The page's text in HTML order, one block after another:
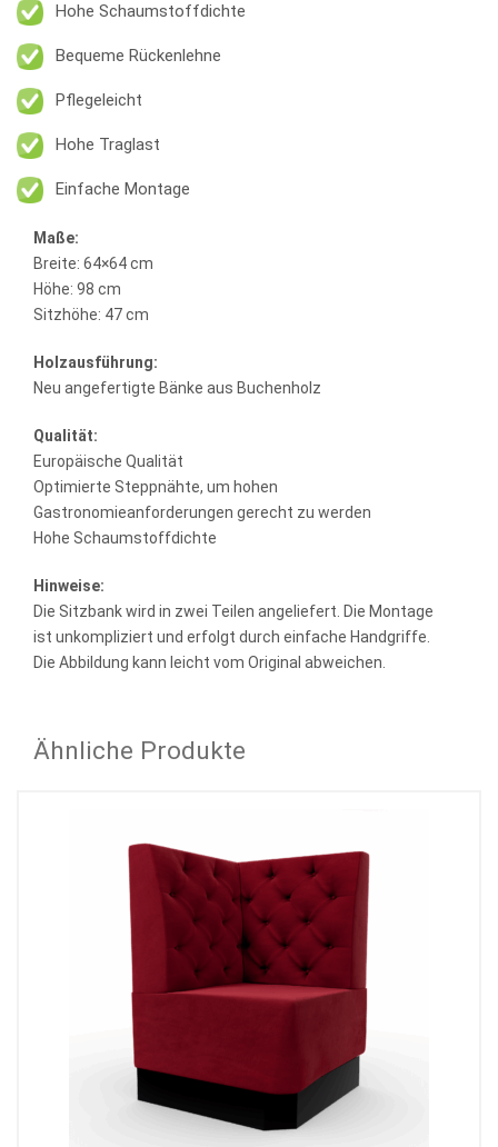
Hohe Schaumstoffdichte
Bequeme Rückenlehne
Pflegeleicht
Hohe Traglast
Einfache Montage
Maße:
Breite: 64×64 cm
Höhe: 98 cm
Sitzhöhe: 47 cm
Holzausführung:
Neu angefertigte Bänke aus Buchenholz
Qualität:
Europäische Qualität
Optimierte Steppnähte, um hohen
Gastronomieanforderungen gerecht zu werden
Hohe Schaumstoffdichte
Hinweise:
Die Sitzbank wird in zwei Teilen angeliefert. Die Montage
ist unkompliziert und erfolgt durch einfache Handgriffe.
Die Abbildung kann leicht vom Original abweichen.
Ähnliche Produkte